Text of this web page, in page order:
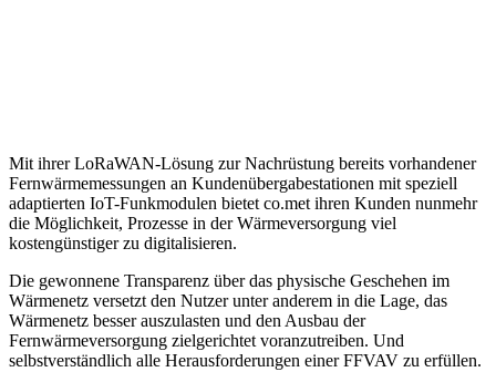
Mit ihrer LoRaWAN-Lösung zur Nachrüstung bereits vorhandener
Fernwärmemessungen an Kundenübergabestationen mit speziell
adaptierten IoT-Funkmodulen bietet co.met ihren Kunden nunmehr
die Möglichkeit, Prozesse in der Wärmeversorgung viel
kostengünstiger zu digitalisieren.
Die gewonnene Transparenz über das physische Geschehen im
Wärmenetz versetzt den Nutzer unter anderem in die Lage, das
Wärmenetz besser auszulasten und den Ausbau der
Fernwärmeversorgung zielgerichtet voranzutreiben. Und
selbstverständlich alle Herausforderungen einer FFVAV zu erfüllen.